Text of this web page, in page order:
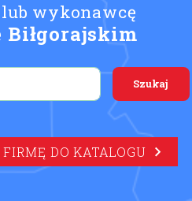
wykonawcę
FIRMĘ DO KATALOGU